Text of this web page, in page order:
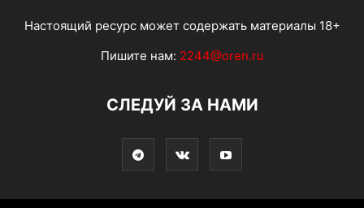
Настоящий ресурс может содержать материалы 18+
Пишите нам: 2244@oren.ru
СЛЕДУЙ ЗА НАМИ